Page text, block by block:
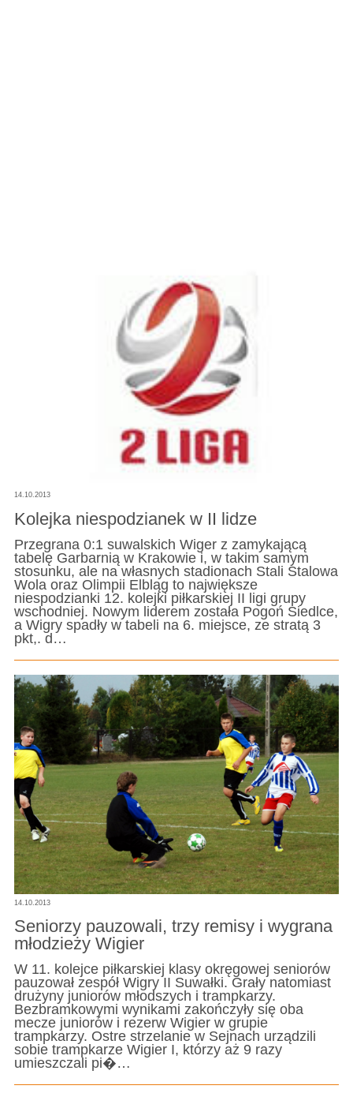
14.10.2013
Kolejka niespodzianek w II lidze
Przegrana 0:1 suwalskich Wiger z zamykającą
tabelę Garbarnią w Krakowie i, w takim samym
stosunku, ale na własnych stadionach Stali Stalowa
Wola oraz Olimpii Elbląg to największe
niespodzianki 12. kolejki piłkarskiej II ligi grupy
wschodniej. Nowym liderem została Pogoń Siedlce,
a Wigry spadły w tabeli na 6. miejsce, ze stratą 3
pkt,. d…
14.10.2013
Seniorzy pauzowali, trzy remisy i wygrana
młodzieży Wigier
W 11. kolejce piłkarskiej klasy okręgowej seniorów
pauzował zespół Wigry II Suwałki. Grały natomiast
drużyny juniorów młodszych i trampkarzy.
Bezbramkowymi wynikami zakończyły się oba
mecze juniorów i rezerw Wigier w grupie
trampkarzy. Ostre strzelanie w Sejnach urządzili
sobie trampkarze Wigier I, którzy aż 9 razy
umieszczali pi�…